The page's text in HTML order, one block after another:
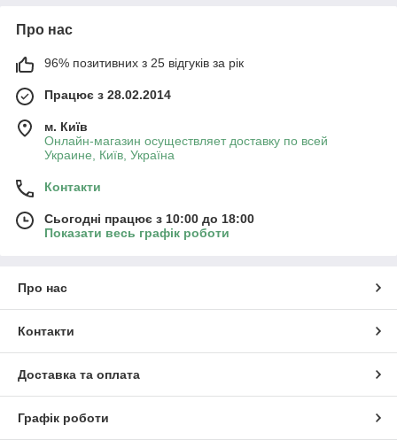
Про нас
96% позитивних з 25 відгуків за рік
Працює з 28.02.2014
м. Київ
Онлайн-магазин осуществляет доставку по всей
Украине, Київ, Україна
Контакти
Сьогодні працює з 10:00 до 18:00
Показати весь графік роботи
Про нас
Контакти
Доставка та оплата
Графік роботи